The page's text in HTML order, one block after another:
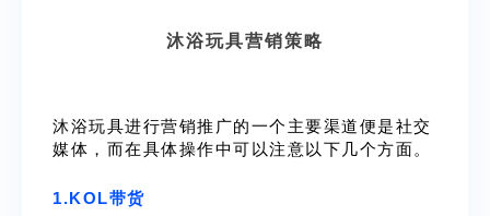
沐浴玩具营销策略
沐浴玩具进行营销推广的一个主要渠道便是社交
媒体，而在具体操作中可以注意以下几个方面。
1.KOL带货